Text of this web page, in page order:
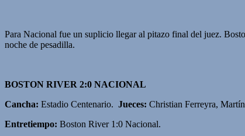
Para Nacional fue un suplicio llegar al pitazo final del juez.
noche de pesadilla.
BOSTON RIVER 2:0 NACIONAL
Cancha: Estadio Centenario. Jueces: Christian Ferreyra,
Entretiempo: Boston River 1:0 Nacional.